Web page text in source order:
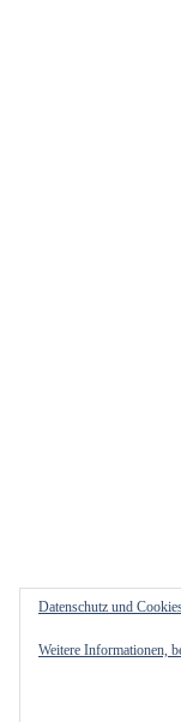
Datenschutz und
Weitere Informationen,